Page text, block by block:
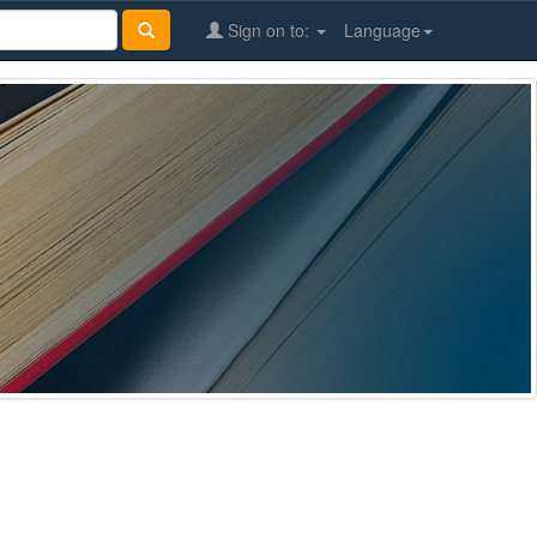
Language
Sign on to: